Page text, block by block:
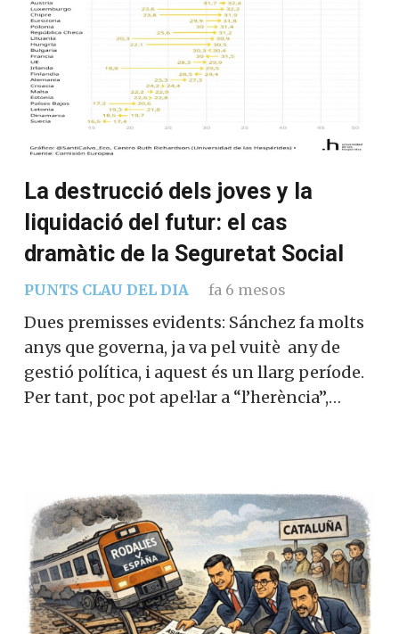
La destrucció dels joves y la
liquidació del futur: el cas
dramàtic de la Seguretat Social
PUNTS CLAU DEL DIA fa 6 mesos
Dues premisses evidents: Sánchez fa molts
anys que governa, ja va pel vuitè any de
gestió política, i aquest és un llarg període.
Per tant, poc pot apel·lar a “l’herència”,…